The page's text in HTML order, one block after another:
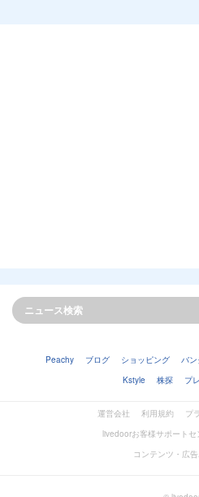
Peachy ブログ ショッピング バン
Kstyle
株探 プ
運営会社 利用規約
プ
livedoorお客様サポートセ
コンテンツ・広